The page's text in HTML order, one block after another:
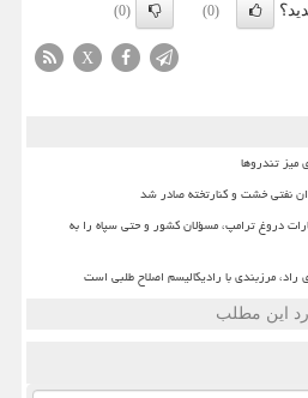
(0)
(0)
X
میز تندروها
دروغ ترامپ، مسؤلان کشور و حتی سپاه را به
مرزبندی با رادیکالیسم اصلاح طلبی است
این مطلب